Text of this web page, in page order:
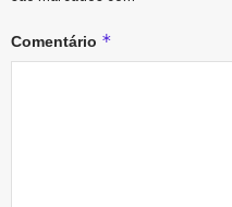
Comentário *